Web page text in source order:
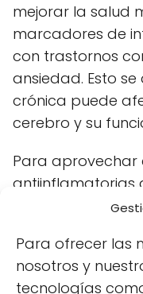
Para ofrecer las
nosotros y
tecnologías
mejorar la salud
marcadores de
con trastornos
ansiedad. Esto
crónica puede
cerebro y su
Para aprovechar
antiinflamatorias
Incluirlo en
Utilizarlo